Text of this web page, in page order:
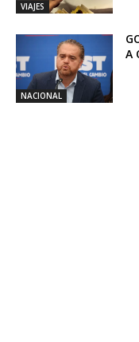
VIAJES
NACIONAL
A